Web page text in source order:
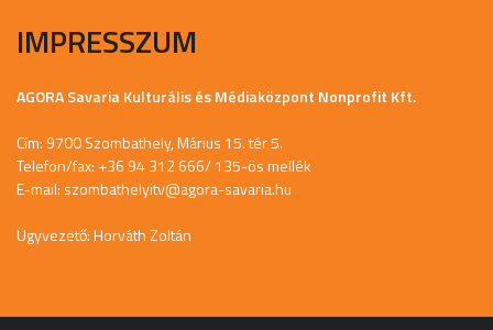
IMPRESSZUM
AGORA Savaria Kulturális és Médiaközpont Nonprofit Kft.
Cím: 9700 Szombathely, Márius 15. tér 5.
Telefon/fax: +36 94 312 666/ 135-ös mellék
E-mail: szombathelyitv@agora-savaria.hu
Ügyvezető: Horváth Zoltán